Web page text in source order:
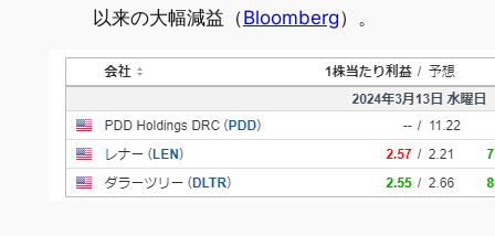
以来の大幅減益（Bloomberg）。